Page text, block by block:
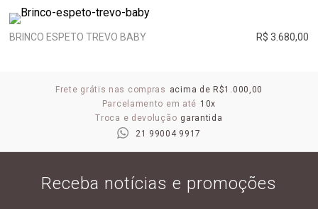
BRINCO ESPETO TREVO BABY R$ 3.680,00
Frete grátis nas compras acima de R$1.000,00
Parcelamento em até 10x
Troca e devolução garantida
21 99004 9917
Receba notícias e promoções